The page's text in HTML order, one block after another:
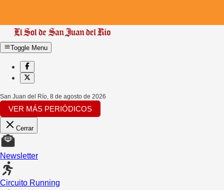
Toggle Menu
San Juan del Río, 8 de agosto de 2026
VER MÁS PERIÓDICOS
Cerrar
Newsletter
Circuito Running